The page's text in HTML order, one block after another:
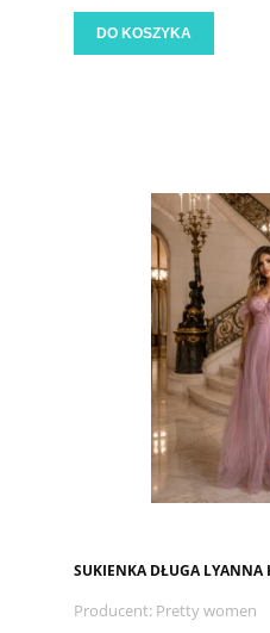
DO KOSZYKA
SUKIENKA DŁUGA LYANNA
Producent: Pretty women